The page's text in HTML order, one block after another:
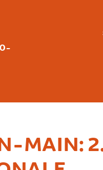
MAIN: